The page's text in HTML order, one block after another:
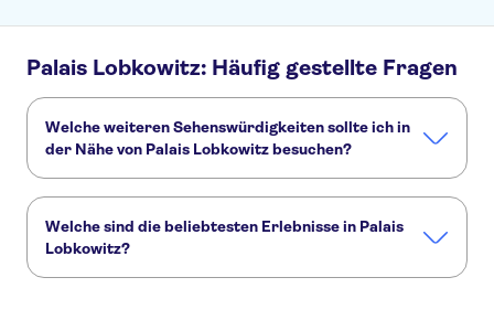
Palais Lobkowitz: Häufig gestellte Fragen
Welche weiteren Sehenswürdigkeiten sollte ich in
der Nähe von Palais Lobkowitz besuchen?
Prager Burg
Prager Rathausuhr
Welche sind die beliebtesten Erlebnisse in Palais
Lobkowitz?